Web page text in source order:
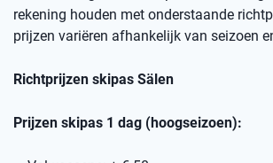
rekening houden met onderstaande
prijzen variëren afhankelijk van seizoen
Richtprijzen skipas Sälen
Prijzen skipas 1 dag (hoogseizoen):